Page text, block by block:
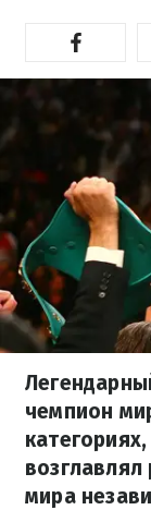
чемпион
мира